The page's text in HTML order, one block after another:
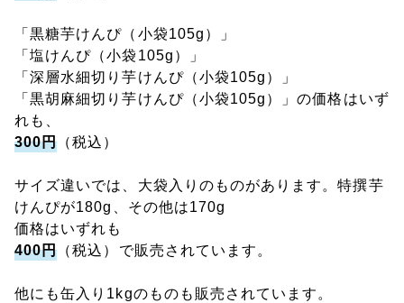
「黒糖芋けんぴ（小袋105g）」
「塩けんぴ（小袋105g）」
「深層水細切り芋けんぴ（小袋105g）」
「黒胡麻細切り芋けんぴ（小袋105g）」の価格はいず
れも、
300円 （税込）
サイズ違いでは、大袋入りのものがあります。特撰芋
けんぴが180g、その他は170g
価格はいずれも
400円 （税込）で販売されています。
他にも缶入り1kgのものも販売されています。